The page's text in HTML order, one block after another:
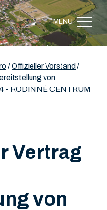
MENÜ
/Offizieller Vorstand /
von
- RODINNÉ CENTRUM
Vertrag
von